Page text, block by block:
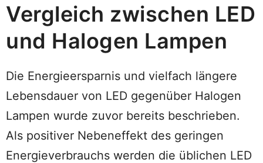
Vergleich zwischen LED
und Halogen Lampen
Die Energieersparnis und vielfach längere
Lebensdauer von LED gegenüber Halogen
Lampen wurde zuvor bereits beschrieben.
Als positiver Nebeneffekt des geringen
Energieverbrauchs werden die üblichen LED